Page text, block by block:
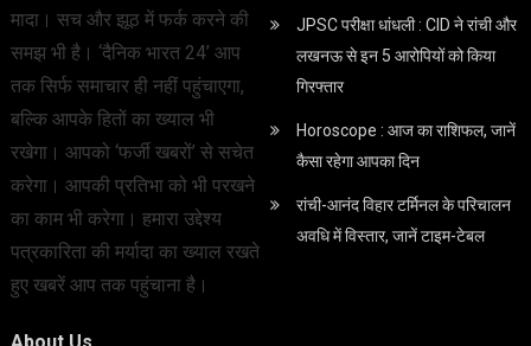
मादा। सच और झूठ में फर्क करने की
समझ भी है। ‘दैनिक भारत 24’ आप
तक सिर्फ समाचार ही नहीं पहुंचाएगा,
बल्कि आपके हितों का ख्याल भी
रखेगा। आपको ‘फर्जी खबरों’ से सचेत
करेगा। आपकी प्रतिभा को भी परखने
का काम भी करेगा। हमारा उद्देश्य
पत्रकारिता की मर्यादा का ख्याल रखते
हुए खबरें आप तक पहुंचाना है।
JPSC परीक्षा धांधली : CID ने रांची और
लखनऊ से इन 5 आरोपियों को किया
गिरफ्तार
Horoscope : आज का राशिफल, जानें
कैसा रहेगा आपका दिन
रांची-आनंद विहार टर्मिनल के परिचालन
अवधि में विस्तार, जानें टाइम-टेबल